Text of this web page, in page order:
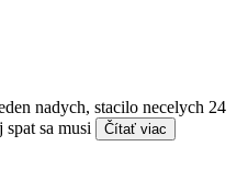
nadych, stacilo necelych 24
sa musi
Čítať viac